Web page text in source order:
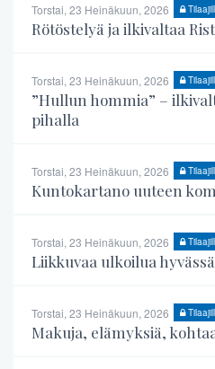
Torstai, 23 Heinäkuun, 2026
Rötöstelyä ja ilkivaltaa
Torstai, 23 Heinäkuun, 2026
”Hullun hommia” –
pihalla
Torstai, 23 Heinäkuun, 2026
Kuntokartano uuteen
Torstai, 23 Heinäkuun, 2026
Liikkuvaa ulkoilua
Torstai, 23 Heinäkuun, 2026
Makuja, elämyksiä,